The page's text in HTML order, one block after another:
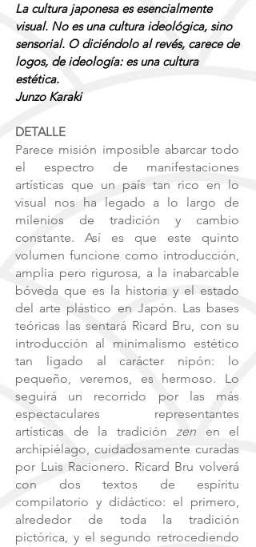
La cultura japonesa es esencialmente
visual. No es una cultura ideológica, sino
sensorial. O diciéndolo al revés, carece de
logos, de ideología: es una cultura
estética.
Junzo Karaki
DETALLE
Parece misión imposible abarcar todo
el espectro de manifestaciones
artísticas que un país tan rico en lo
visual nos ha legado a lo largo de
milenios de tradición y cambio
constante. Así es que este quinto
volumen funcione como introducción,
amplia pero rigurosa, a la inabarcable
bóveda que es la historia y el estado
del arte plástico en Japón. Las bases
teóricas las sentará Ricard Bru, con su
introducción al minimalismo estético
tan ligado al carácter nipón: lo
pequeño, veremos, es hermoso. Lo
seguirá un recorrido por las más
espectaculares representantes
artísticas de la tradición zen en el
archipiélago, cuidadosamente curadas
por Luis Racionero. Ricard Bru volverá
con dos textos de espíritu
compilatorio y didáctico: el primero,
alrededor de toda la tradición
pictórica, y el segundo retrocediendo